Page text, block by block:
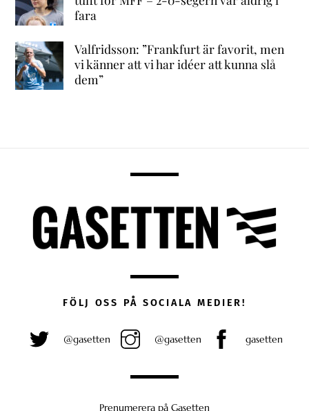
fara
Valfridsson: ”Frankfurt är favorit, men
vi känner att vi har idéer att kunna slå
dem”
FÖLJ OSS PÅ SOCIALA MEDIER!
@gasetten @gasetten gasetten
Prenumerera på Gasetten